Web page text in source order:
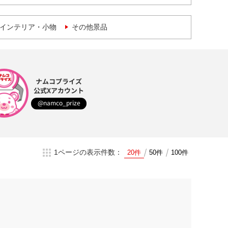
ンテリア・小物 その他景品
ナムコプライズ
公式Xアカウント
@namco_prize
1ページの表示件数： 20件 50件 100件